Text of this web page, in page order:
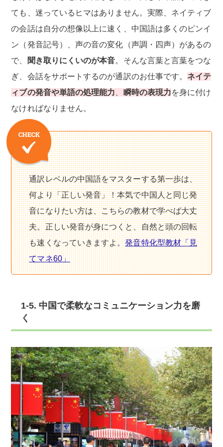
ても、迷っているヒマはありません。実際、ネイティブ
の会話は自分の想像以上に速く、中国語は多くのピンイ
ン（発音記号）、声の音の変化（声調・四声）があるの
で、
聞き取りにくいのが本音。そんな言葉と言葉をつな
ぎ、会話をサポートするのが通訳のお仕事です。ネイテ
ィブの発音や単語の処理能力
瞬時の表現力を身に付け
なければなりません。
通訳レベルの中国語をマスターする第一歩は、
何より「正しい発音」！本気で中国人と同じ発
音になりたい方は、こちらの教材で学べば大丈
夫。正しい発音が身につくと、自然と頭の回転
も速くなっていきますよ。発音特化型教材「見
てマネ60」
1-5. 中国で柔軟なコミュニケーション力を磨
く